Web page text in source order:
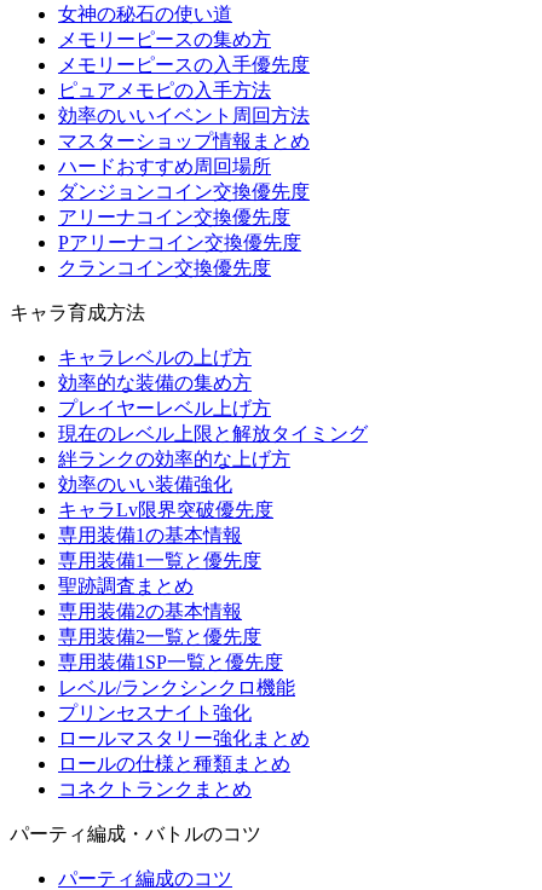
女神の秘石の使い道
メモリーピースの集め方
メモリーピースの入手優先度
ピュアメモピの入手方法
効率のいいイベント周回方法
マスターショップ情報まとめ
ハードおすすめ周回場所
ダンジョンコイン交換優先度
アリーナコイン交換優先度
Pアリーナコイン交換優先度
クランコイン交換優先度
キャラ育成方法
キャラレベルの上げ方
効率的な装備の集め方
プレイヤーレベル上げ方
現在のレベル上限と解放タイミング
絆ランクの効率的な上げ方
効率のいい装備強化
キャラLv限界突破優先度
専用装備1の基本情報
専用装備1一覧と優先度
聖跡調査まとめ
専用装備2の基本情報
専用装備2一覧と優先度
専用装備1SP一覧と優先度
レベル/ランクシンクロ機能
プリンセスナイト強化
ロールマスタリー強化まとめ
ロールの仕様と種類まとめ
コネクトランクまとめ
パーティ編成・バトルのコツ
パーティ編成のコツ